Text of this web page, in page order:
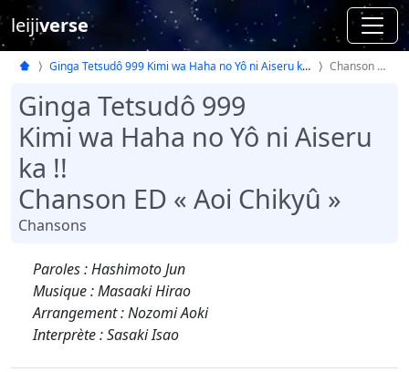
leijiverse
Ginga Tetsudô 999 Kimi wa Haha no Yô ni Aiseru ka !! Chanson ED
Ginga Tetsudô 999
Kimi wa Haha no Yô ni Aiseru
ka !!
Chanson ED « Aoi Chikyû »
Chansons
Paroles : Hashimoto Jun
Musique : Masaaki Hirao
Arrangement : Nozomi Aoki
Interprète : Sasaki Isao